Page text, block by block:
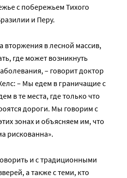
с побережьем Тихого
и Перу.
вторжения в лесной массив,
где может возникнуть
– говорит доктор
– Мы едем в граничащие с
в те места, где только что
дороги. Мы говорим с
зонах и объясняем им, что
рискованна».
и с традиционными
а также с теми, кто